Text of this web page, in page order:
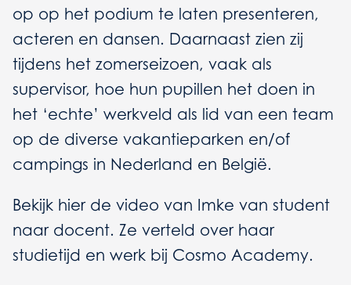
op op het podium te laten presenteren,
acteren en dansen. Daarnaast zien zij
tijdens het zomerseizoen, vaak als
supervisor, hoe hun pupillen het doen in
het ‘echte’ werkveld als lid van een team
op de diverse vakantieparken en/of
campings in Nederland en België.
Bekijk hier de video van Imke van student
naar docent. Ze verteld over haar
studietijd en werk bij Cosmo Academy.